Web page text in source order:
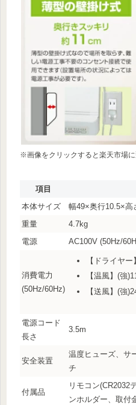
※画像をクリックすると楽天市場に
項目
本体サイズ
幅49×奥行10.5×高
重量
4.7kg
電源
AC100V (50Hz/
消費電力
(50Hz/60Hz)
【ドライヤ
【温風】(強
【送風】(強
電源コード
長さ
3.5m
安全装置
温度ヒューズ、サ
チ
付属品
リモコン(CR2032
ンホルダー、取付